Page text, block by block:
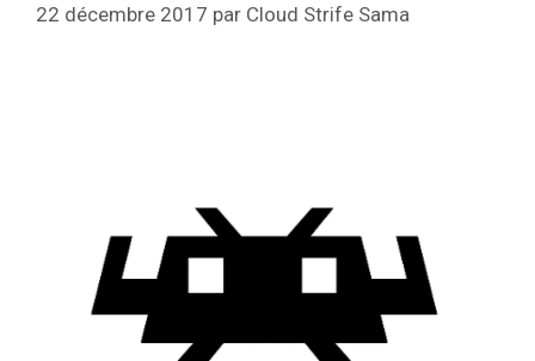
22 décembre 2017 par Cloud Strife Sama